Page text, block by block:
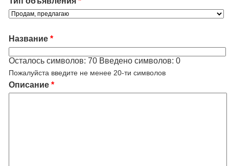
Название *
Осталось символов: 70 Введено символов: 0
Пожалуйста введите не менее 20-ти символов
Описание *